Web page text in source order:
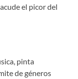
el picor del
pinta
de géneros